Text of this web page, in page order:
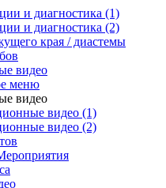
и диагностика (1)
и диагностика (2)
края / диастемы
видео
меню
видео
видео (1)
видео (2)